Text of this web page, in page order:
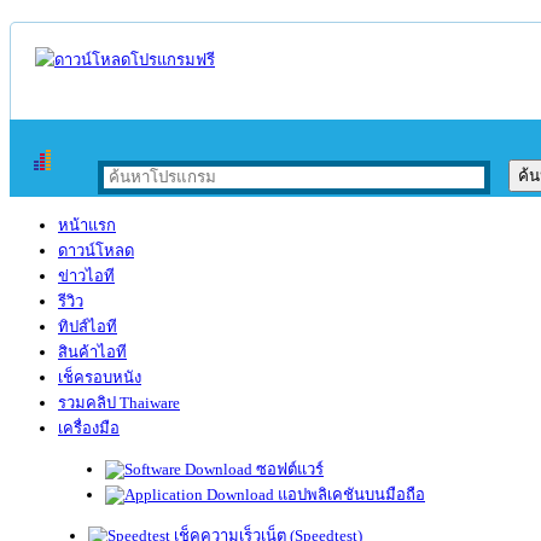
หน้าแรก
ดาวน์โหลด
ข่าวไอที
รีวิว
ทิปส์ไอที
สินค้าไอที
เช็ครอบหนัง
รวมคลิป Thaiware
เครื่องมือ
ซอฟต์แวร์
แอปพลิเคชันบนมือถือ
เช็คความเร็วเน็ต (Speedtest)